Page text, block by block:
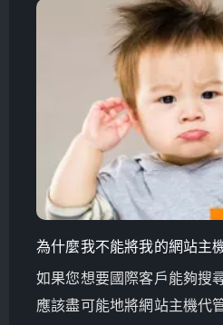
為什麼我不能將我的網站主
如果您想要國際客戶能夠搜
應該盡可能地將網站主機代